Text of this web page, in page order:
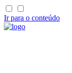
Ir para o conteúdo